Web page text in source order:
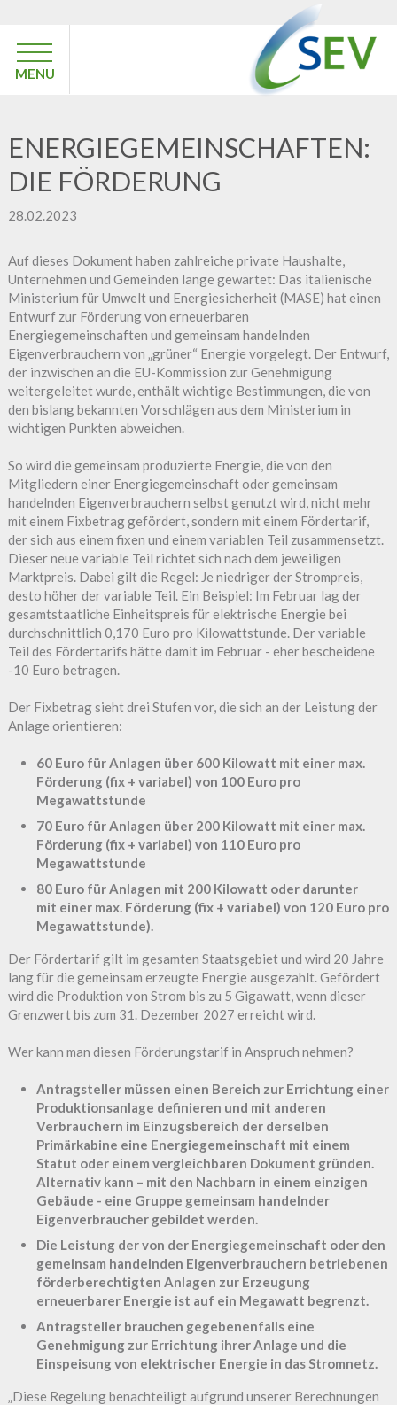
MENU
ENERGIEGEMEINSCHAFTEN:
DIE FÖRDERUNG
28.02.2023
Auf dieses Dokument haben zahlreiche private Haushalte,
Unternehmen und Gemeinden lange gewartet: Das italienische
Ministerium für Umwelt und Energiesicherheit (MASE) hat einen
Entwurf zur Förderung von erneuerbaren
Energiegemeinschaften und gemeinsam handelnden
Eigenverbrauchern von „grüner“ Energie vorgelegt. Der Entwurf,
der inzwischen an die EU-Kommission zur Genehmigung
weitergeleitet wurde, enthält wichtige Bestimmungen, die von
den bislang bekannten Vorschlägen aus dem Ministerium in
wichtigen Punkten abweichen.
So wird die gemeinsam produzierte Energie, die von den
Mitgliedern einer Energiegemeinschaft oder gemeinsam
handelnden Eigenverbrauchern selbst genutzt wird, nicht mehr
mit einem Fixbetrag gefördert, sondern mit einem Fördertarif,
der sich aus einem fixen und einem variablen Teil zusammensetzt.
Dieser neue variable Teil richtet sich nach dem jeweiligen
Marktpreis. Dabei gilt die Regel: Je niedriger der Strompreis,
desto höher der variable Teil. Ein Beispiel: Im Februar lag der
gesamtstaatliche Einheitspreis für elektrische Energie bei
durchschnittlich 0,170 Euro pro Kilowattstunde. Der variable
Teil des Fördertarifs hätte damit im Februar - eher bescheidene
-10 Euro betragen.
Der Fixbetrag sieht drei Stufen vor, die sich an der Leistung der
Anlage orientieren:
60 Euro für Anlagen über 600 Kilowatt mit einer max.
Förderung (fix + variabel) von 100 Euro pro
Megawattstunde
70 Euro für Anlagen über 200 Kilowatt mit einer max.
Förderung (fix + variabel) von 110 Euro pro
Megawattstunde
80 Euro für Anlagen mit 200 Kilowatt oder darunter
mit einer max. Förderung (fix + variabel) von 120 Euro pro
Megawattstunde).
Der Fördertarif gilt im gesamten Staatsgebiet und wird 20 Jahre
lang für die gemeinsam erzeugte Energie ausgezahlt. Gefördert
wird die Produktion von Strom bis zu 5 Gigawatt, wenn dieser
Grenzwert bis zum 31. Dezember 2027 erreicht wird.
Wer kann man diesen Förderungstarif in Anspruch nehmen?
Antragsteller müssen einen Bereich zur Errichtung einer
Produktionsanlage definieren und mit anderen
Verbrauchern im Einzugsbereich der derselben
Primärkabine eine Energiegemeinschaft mit einem
Statut oder einem vergleichbaren Dokument gründen.
Alternativ kann – mit den Nachbarn in einem einzigen
Gebäude - eine Gruppe gemeinsam handelnder
Eigenverbraucher gebildet werden.
Die Leistung der von der Energiegemeinschaft oder den
gemeinsam handelnden Eigenverbrauchern betriebenen
förderberechtigten Anlagen zur Erzeugung
erneuerbarer Energie ist auf ein Megawatt begrenzt.
Antragsteller brauchen gegebenenfalls eine
Genehmigung zur Errichtung ihrer Anlage und die
Einspeisung von elektrischer Energie in das Stromnetz.
„Diese Regelung benachteiligt aufgrund unserer Berechnungen